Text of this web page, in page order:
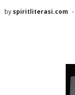
by spiritliterasi.com